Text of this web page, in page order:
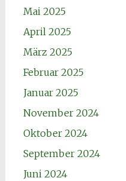
Mai 2025
April 2025
März 2025
Februar 2025
Januar 2025
November 2024
Oktober 2024
September 2024
Juni 2024